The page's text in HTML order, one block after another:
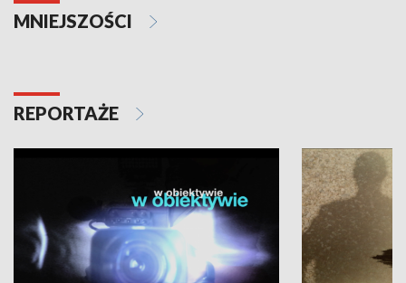
MNIEJSZOŚCI
REPORTAŻE